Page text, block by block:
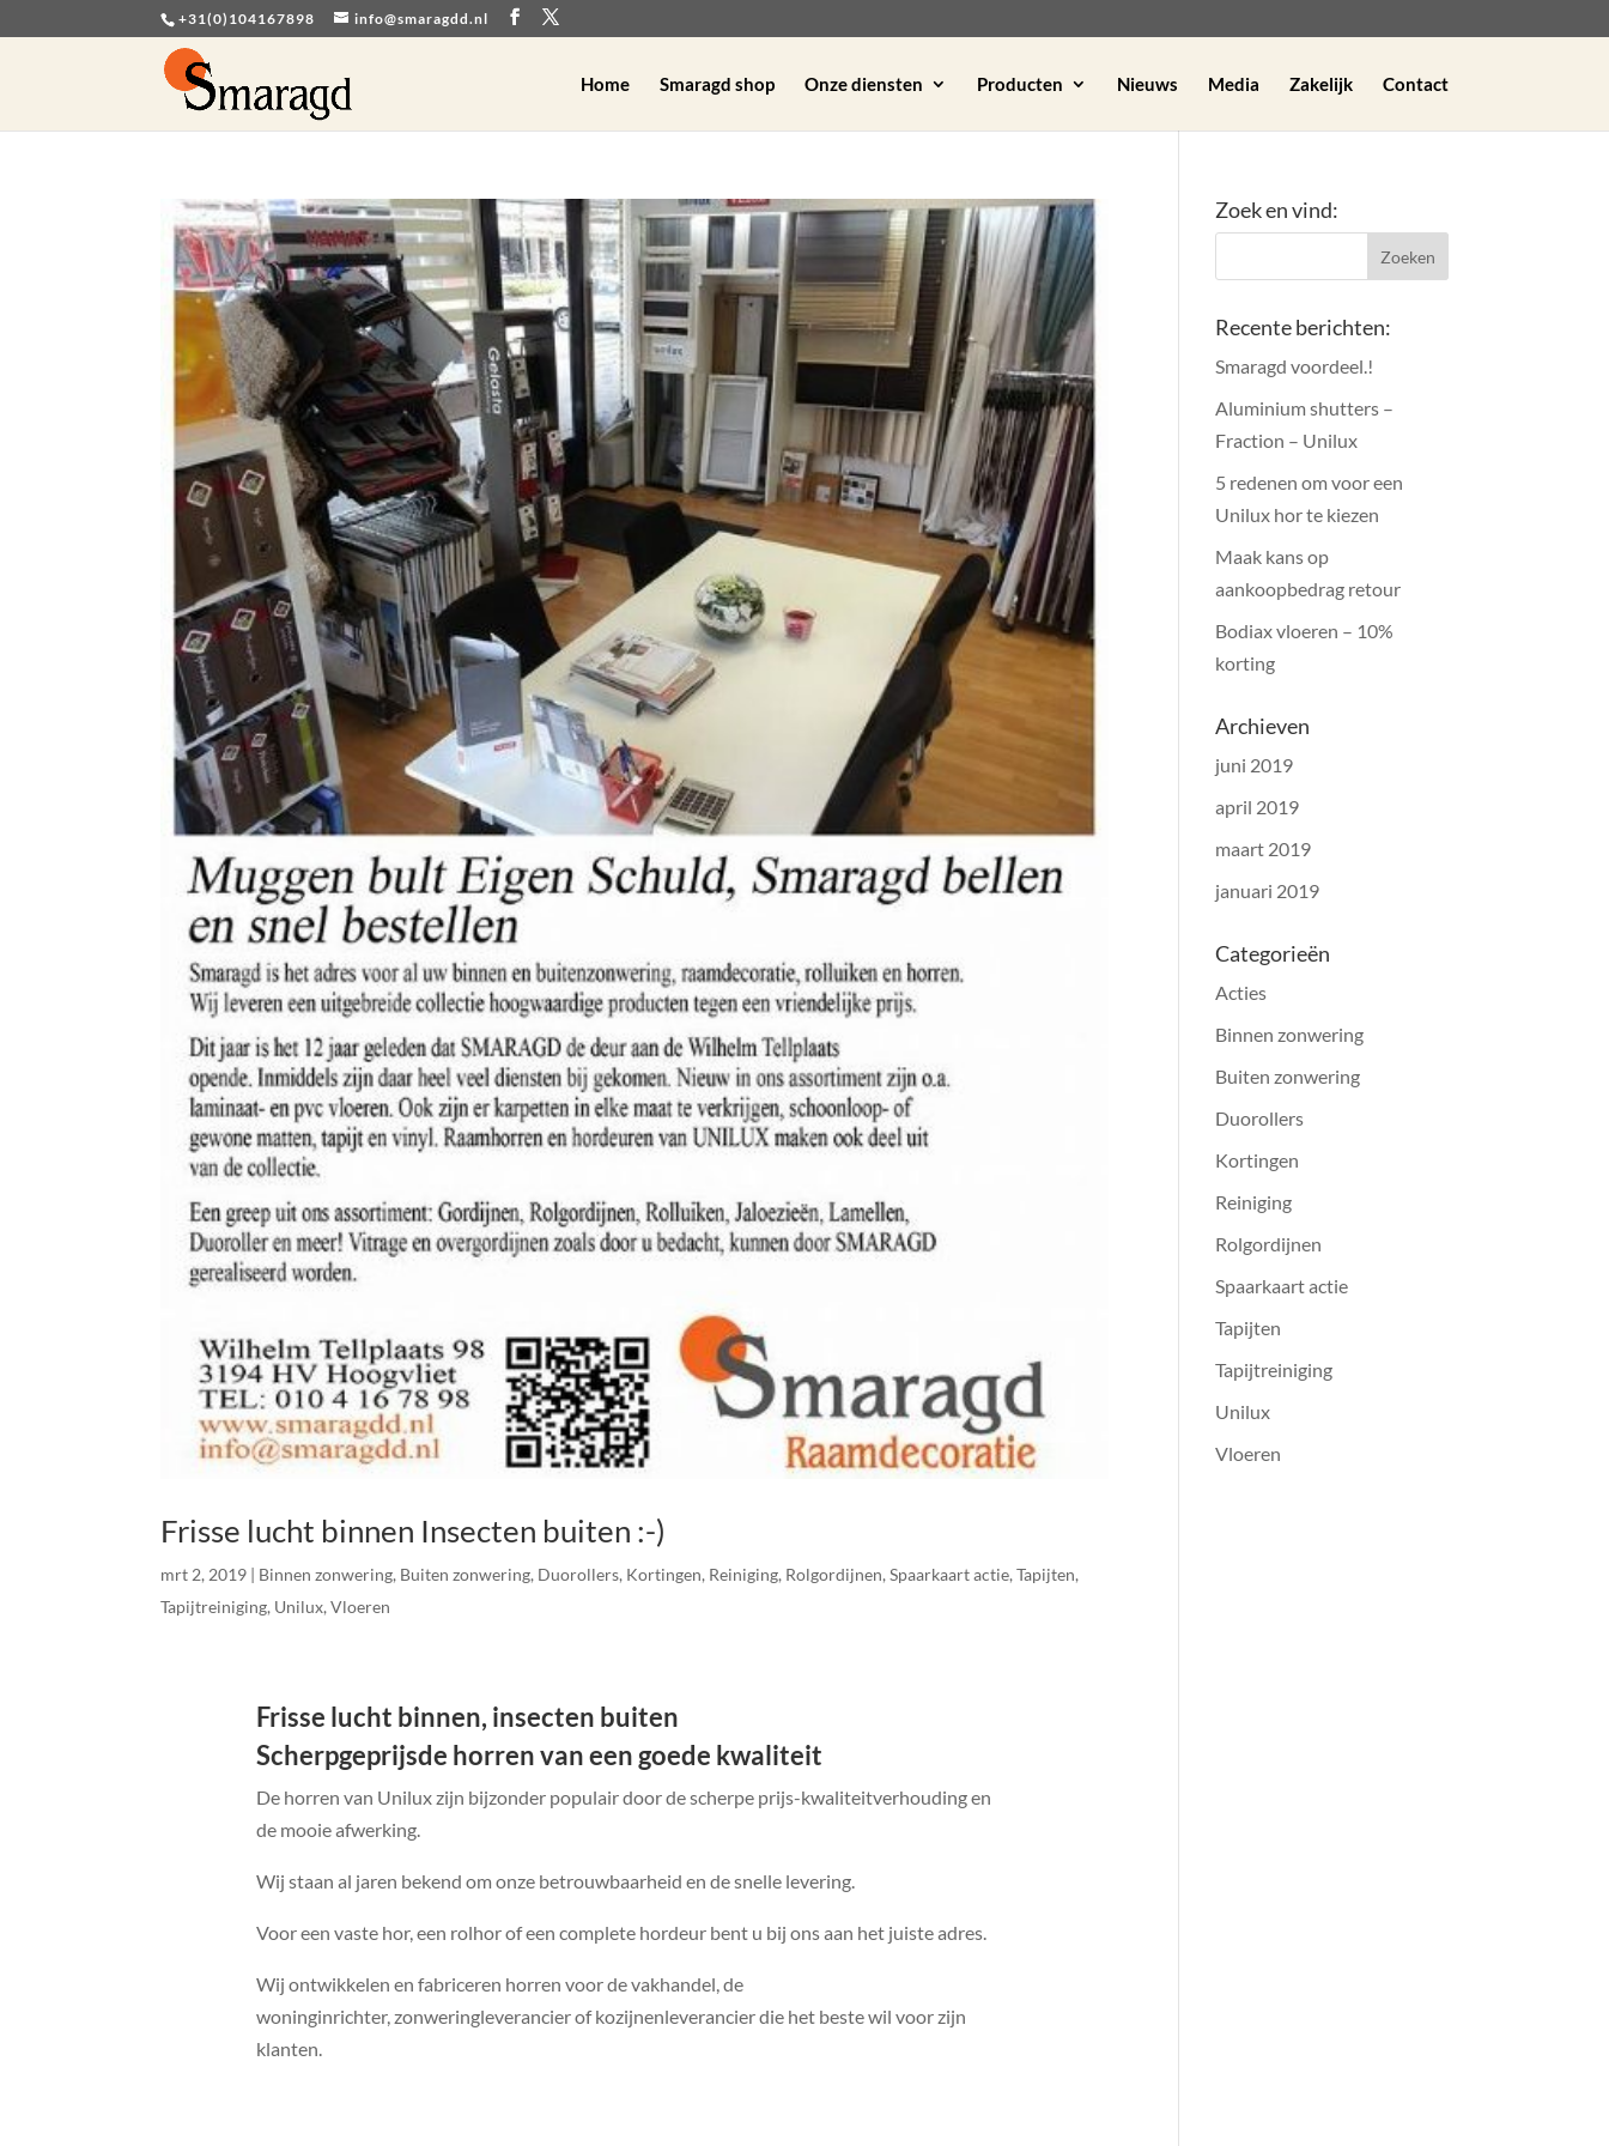
+31(0)104167898 info@smaragdd.nl
Home Smaragd shop Onze diensten Producten Nieuws Media Zakelijk Contact
Frisse lucht binnen Insecten buiten :-)
mrt 2, 2019 | Binnen zonwering, Buiten zonwering, Duorollers, Kortingen, Reiniging, Rolgordijnen,Spaarkaart actie,Tapijten,
Tapijtreiniging, Unilux,Vloeren
Frisse lucht binnen, insecten buiten
Scherpgeprijsde horren van een goede kwaliteit
De horren van Unilux zijn bijzonder populair door de scherpe prijs-kwaliteitverhouding en
de mooie afwerking.
Wij staan al jaren bekend om onze betrouwbaarheid en de snelle levering.
Voor een vaste hor, een rolhor of een complete hordeur bent u bij ons aan het juiste adres.
Wij ontwikkelen en fabriceren horren voor de vakhandel, de
woninginrichter, zonweringleverancier of kozijnenleverancier die het beste wil voor zijn
klanten.
Zoek en vind:
Recente berichten:
Smaragd voordeel.!
Aluminium shutters –
Fraction – Unilux
5 redenen om voor een
Unilux hor te kiezen
Maak kans op
aankoopbedrag retour
Bodiax vloeren – 10%
korting
Archieven
juni 2019
april 2019
maart 2019
januari 2019
Categorieën
Acties
Binnen zonwering
Buiten zonwering
Duorollers
Kortingen
Reiniging
Rolgordijnen
Spaarkaart actie
Tapijten
Tapijtreiniging
Unilux
Vloeren